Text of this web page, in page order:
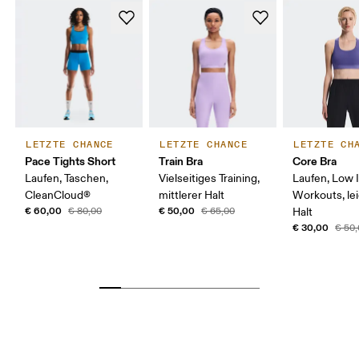
LETZTE CHANCE
Pace Tights Short
Laufen, Taschen,
CleanCloud®
€ 60,00 € 80,00
LETZTE CHANCE
Train Bra
Vielseitiges Training,
mittlerer Halt
€ 50,00 € 65,00
LETZTE
Core Bra
Laufen, Low
Workouts,
Halt
€ 30,00 €